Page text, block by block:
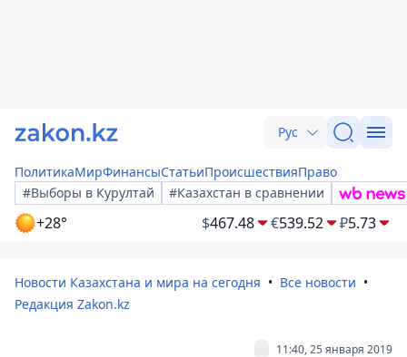
Рус
ПолитикаМирФинансыСтатьиПроисшествияПраво
#Выборы в Курултай
#Казахстан в сравнении
+28° $467.48 €539.52 ₽5.73
Новости Казахстана и мира на сегодня
Все новости
Редакция Zakon.kz
11:40, 25 января 2019